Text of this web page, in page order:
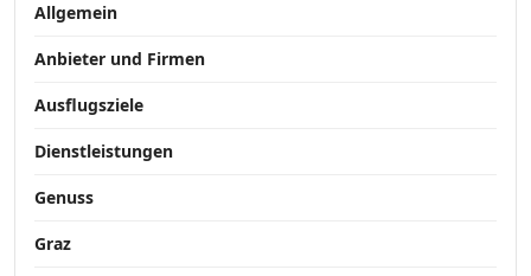
Allgemein
Anbieter und Firmen
Ausflugsziele
Dienstleistungen
Genuss
Graz